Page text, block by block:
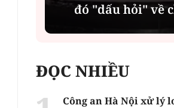
đó "dấu hỏi" về
ĐỌC NHIỀU
Công an Hà Nội xử lý